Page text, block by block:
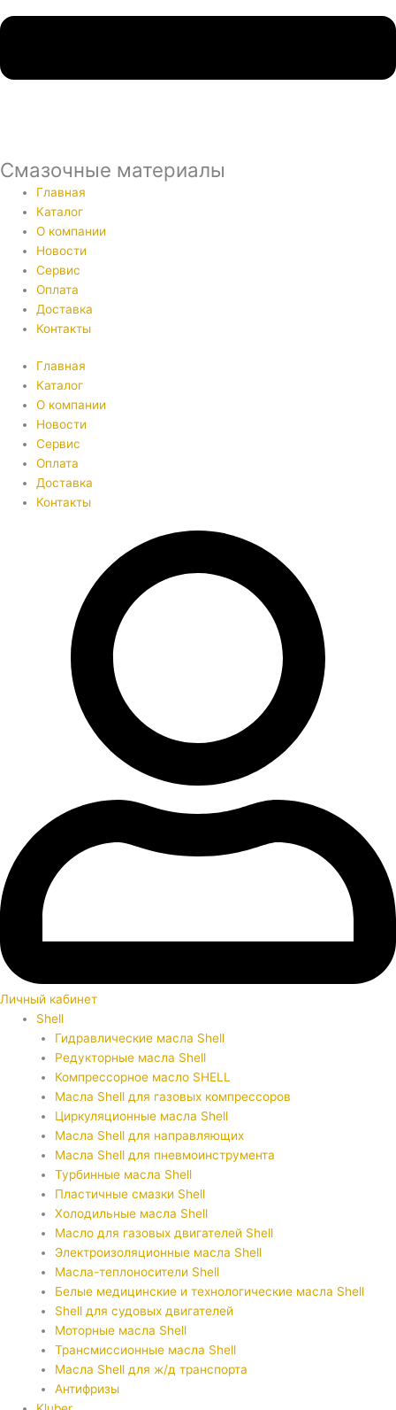
Смазочные материалы
Главная
Каталог
О компании
Новости
Сервис
Оплата
Доставка
Контакты
Главная
Каталог
О компании
Новости
Сервис
Оплата
Доставка
Контакты
Личный кабинет
Shell
Гидравлические масла Shell
Редукторные масла Shell
Компрессорное масло SHELL
Масла Shell для газовых компрессоров
Циркуляционные масла Shell
Масла Shell для направляющих
Масла Shell для пневмоинструмента
Турбинные масла Shell
Пластичные смазки Shell
Холодильные масла Shell
Масло для газовых двигателей Shell
Электроизоляционные масла Shell
Масла-теплоносители Shell
Белые медицинские и технологические масла Shell
Shell для судовых двигателей
Моторные масла Shell
Трансмиссионные масла Shell
Масла Shell для ж/д транспорта
Антифризы